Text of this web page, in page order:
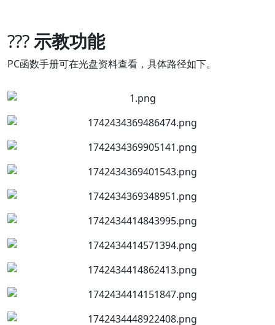
???示教功能
PC函数手册可在光盘资料查看，具体路径如下。